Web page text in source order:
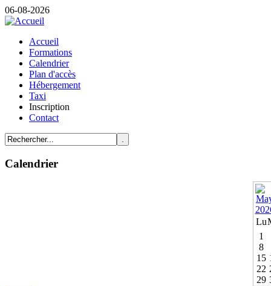
06-08-2026
Accueil
Formations
Calendrier
Plan d'accès
Hébergement
Taxi
Inscription
Contact
Calendrier
Lu
1
8
15
22
29